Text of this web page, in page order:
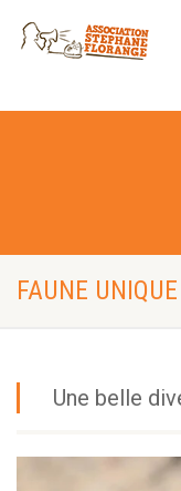
FAUNE
Une belle